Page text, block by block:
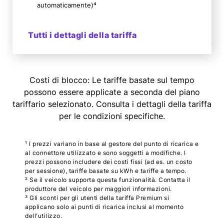
automaticamente)⁴
Tutti i dettagli della tariffa
Costi di blocco: Le tariffe basate sul tempo
possono essere applicate a seconda del piano
tariffario selezionato. Consulta i dettagli della tariffa
per le condizioni specifiche.
¹ I prezzi variano in base al gestore del punto di ricarica e
al connettore utilizzato e sono soggetti a modifiche. I
prezzi possono includere dei costi fissi (ad es. un costo
per sessione), tariffe basate su kWh e tariffe a tempo.
² Se il veicolo supporta questa funzionalità. Contatta il
produttore del veicolo per maggiori informazioni.
³ Gli sconti per gli utenti della tariffa Premium si
applicano solo ai punti di ricarica inclusi al momento
dell'utilizzo.